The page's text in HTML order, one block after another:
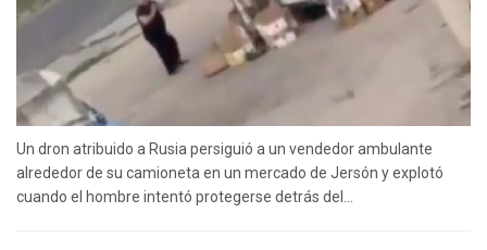
Un dron atribuido a Rusia persiguió a un vendedor ambulante
alrededor de su camioneta en un mercado de Jersón y explotó
cuando el hombre intentó protegerse detrás del...